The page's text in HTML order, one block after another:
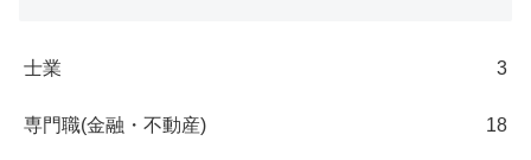
士業 3
専門職(金融・不動産) 18